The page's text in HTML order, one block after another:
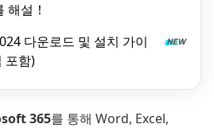
해설！
다운로드 및 설치 가이
포함)
365를 통해 Word, Excel,